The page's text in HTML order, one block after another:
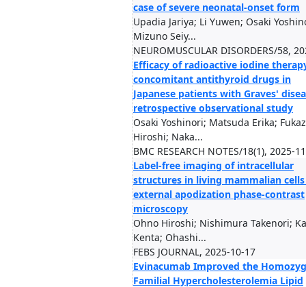
case of severe neonatal-onset form
Upadia Jariya; Li Yuwen; Osaki
Mizuno Seiy...
NEUROMUSCULAR DISORDERS/58,
Efficacy of radioactive iodine
concomitant antithyroid drugs in
Japanese patients with Graves'
retrospective observational study
Osaki Yoshinori; Matsuda Erika;
Hiroshi; Naka...
BMC RESEARCH NOTES/18(1), 2025-
Label-free imaging of intracellular
structures in living mammalian
external apodization phase-contrast
microscopy
Ohno Hiroshi; Nishimura Takenori;
Kenta; Ohashi...
FEBS JOURNAL, 2025-10-17
Evinacumab Improved the
Familial Hypercholesterolemia Lipid